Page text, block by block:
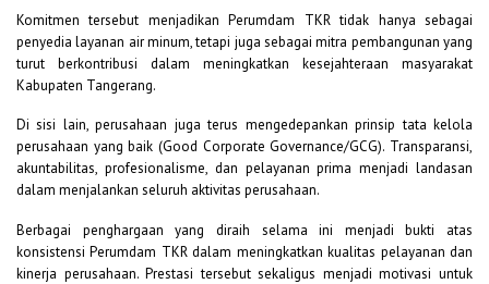
Komitmen tersebut menjadikan Perumdam TKR tidak hanya sebagai
penyedia layanan air minum, tetapi juga sebagai mitra pembangunan yang
turut berkontribusi dalam meningkatkan kesejahteraan masyarakat
Kabupaten Tangerang.
Di sisi lain, perusahaan juga terus mengedepankan prinsip tata kelola
perusahaan yang baik (Good Corporate Governance/GCG). Transparansi,
akuntabilitas, profesionalisme, dan pelayanan prima menjadi landasan
dalam menjalankan seluruh aktivitas perusahaan.
Berbagai penghargaan yang diraih selama ini menjadi bukti atas
konsistensi Perumdam TKR dalam meningkatkan kualitas pelayanan dan
kinerja perusahaan. Prestasi tersebut sekaligus menjadi motivasi untuk